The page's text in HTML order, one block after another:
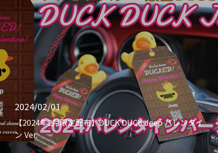
2024/02/01
【2024年2月限定配布】DUCK DUCK Jeep バレンタイ
ン Ver.